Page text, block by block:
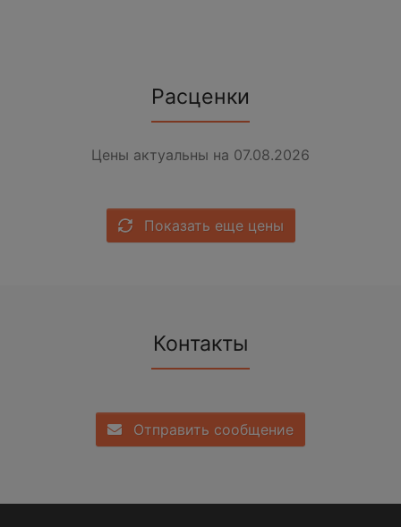
Расценки
Цены актуальны на 07.08.2026
Показать еще цены
Контакты
Отправить сообщение